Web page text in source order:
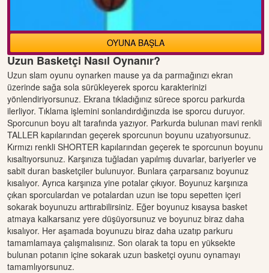
OYUNA BAŞLA
Uzun Basketçi Nasıl Oynanır?
Uzun slam oyunu oynarken mause ya da parmağınızı ekran
üzerinde sağa sola sürükleyerek sporcu karakterinizi
yönlendiriyorsunuz. Ekrana tıkladığınız sürece sporcu parkurda
ilerliyor. Tıklama işlemini sonlandırdığınızda ise sporcu duruyor.
Sporcunun boyu alt tarafında yazıyor. Parkurda bulunan mavi renkli
TALLER kapılarından geçerek sporcunun boyunu uzatıyorsunuz.
Kırmızı renkli SHORTER kapılarından geçerek te sporcunun boyunu
kısaltıyorsunuz. Karşınıza tuğladan yapılmış duvarlar, bariyerler ve
sabit duran basketçiler bulunuyor. Bunlara çarparsanız boyunuz
kısalıyor. Ayrıca karşınıza yine potalar çıkıyor. Boyunuz karşınıza
çıkan sporculardan ve potalardan uzun ise topu sepetten içeri
sokarak boyunuzu arttırabilirsiniz. Eğer boyunuz kısaysa basket
atmaya kalkarsanız yere düşüyorsunuz ve boyunuz biraz daha
kısalıyor. Her aşamada boyunuzu biraz daha uzatıp parkuru
tamamlamaya çalışmalısınız. Son olarak ta topu en yüksekte
bulunan potanın içine sokarak uzun basketçi oyunu oynamayı
tamamlıyorsunuz.